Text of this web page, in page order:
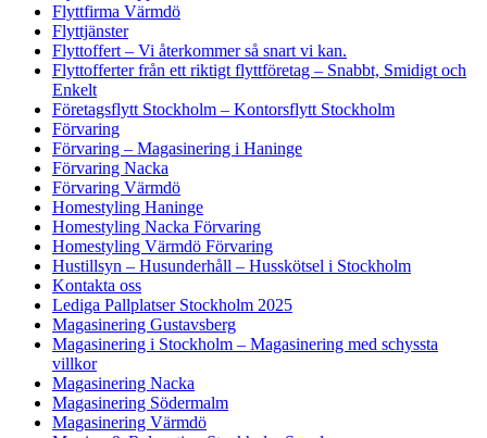
Flyttfirma Värmdö
Flyttjänster
Flyttoffert – Vi återkommer så snart vi kan.
Flyttofferter från ett riktigt flyttföretag – Snabbt, Smidigt och
Enkelt
Företagsflytt Stockholm – Kontorsflytt Stockholm
Förvaring
Förvaring – Magasinering i Haninge
Förvaring Nacka
Förvaring Värmdö
Homestyling Haninge
Homestyling Nacka Förvaring
Homestyling Värmdö Förvaring
Hustillsyn – Husunderhåll – Husskötsel i Stockholm
Kontakta oss
Lediga Pallplatser Stockholm 2025
Magasinering Gustavsberg
Magasinering i Stockholm – Magasinering med schyssta
villkor
Magasinering Nacka
Magasinering Södermalm
Magasinering Värmdö